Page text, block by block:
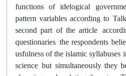
functions of idelogical
pattern variables according to
second part of the article,
questionaries, the respondents
usfulness of the islamic
science, but simultaneously they